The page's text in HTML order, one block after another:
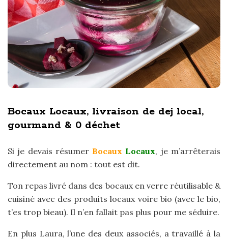
Bocaux Locaux, livraison de dej local,
gourmand & 0 déchet
Si je devais résumer Bocaux Locaux, je m’arrêterais
directement au nom : tout est dit.
Ton repas livré dans des bocaux en verre réutilisable &
cuisiné avec des produits locaux voire bio (avec le bio,
t’es trop bieau). Il n’en fallait pas plus pour me séduire.
En plus Laura, l’une des deux associés, a travaillé à la